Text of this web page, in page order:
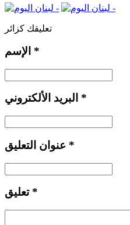
تعليقك كزائر
*
*
*
تعليق *